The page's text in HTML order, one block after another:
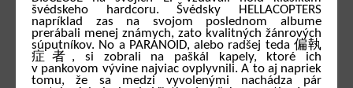
švédskeho hardcoru. Švédsky HELLACOPTERS
napríklad zas na svojom poslednom albume
prerábali menej známych, zato kvalitných žánrových
súputníkov. No a PARANOID, alebo radšej teda 偏執
症者, si zobrali na paškál kapely, ktoré ich
v pankovom vývine najviac ovplyvnili. A to aj napriek
tomu, že sa medzi vyvolenými nachádza pár